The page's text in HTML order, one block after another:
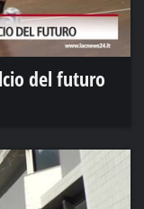
del futuro